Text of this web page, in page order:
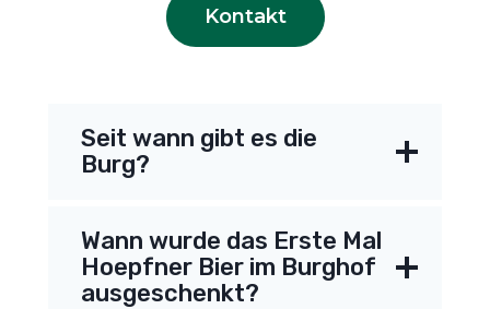
Kontakt
Seit wann gibt es die
Burg?
Wann wurde das Erste Mal
Hoepfner Bier im Burghof
ausgeschenkt?